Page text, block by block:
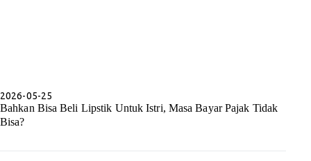
2026-05-25
Bahkan Bisa Beli Lipstik Untuk Istri, Masa Bayar Pajak Tidak
Bisa?